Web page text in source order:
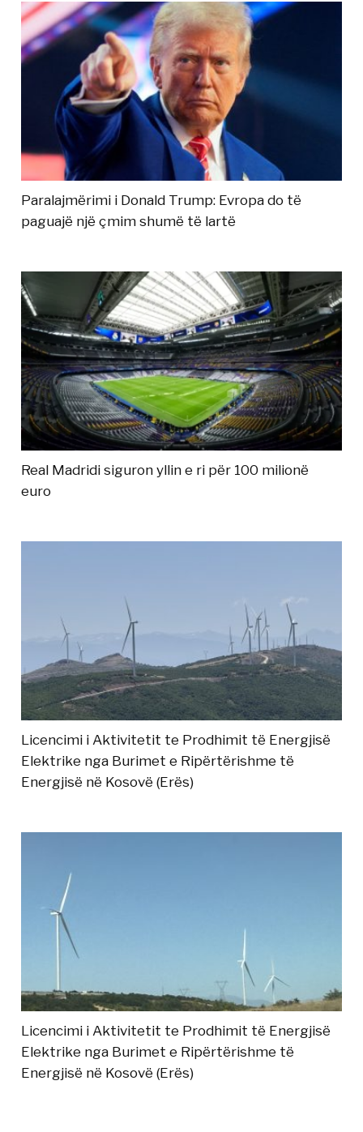
Paralajmërimi i Donald Trump: Evropa do të
paguajë një çmim shumë të lartë
Real Madridi siguron yllin e ri për 100 milionë
euro
Licencimi i Aktivitetit te Prodhimit të Energjisë
Elektrike nga Burimet e Ripërtërishme të
Energjisë në Kosovë (Erës)
Licencimi i Aktivitetit te Prodhimit të Energjisë
Elektrike nga Burimet e Ripërtërishme të
Energjisë në Kosovë (Erës)